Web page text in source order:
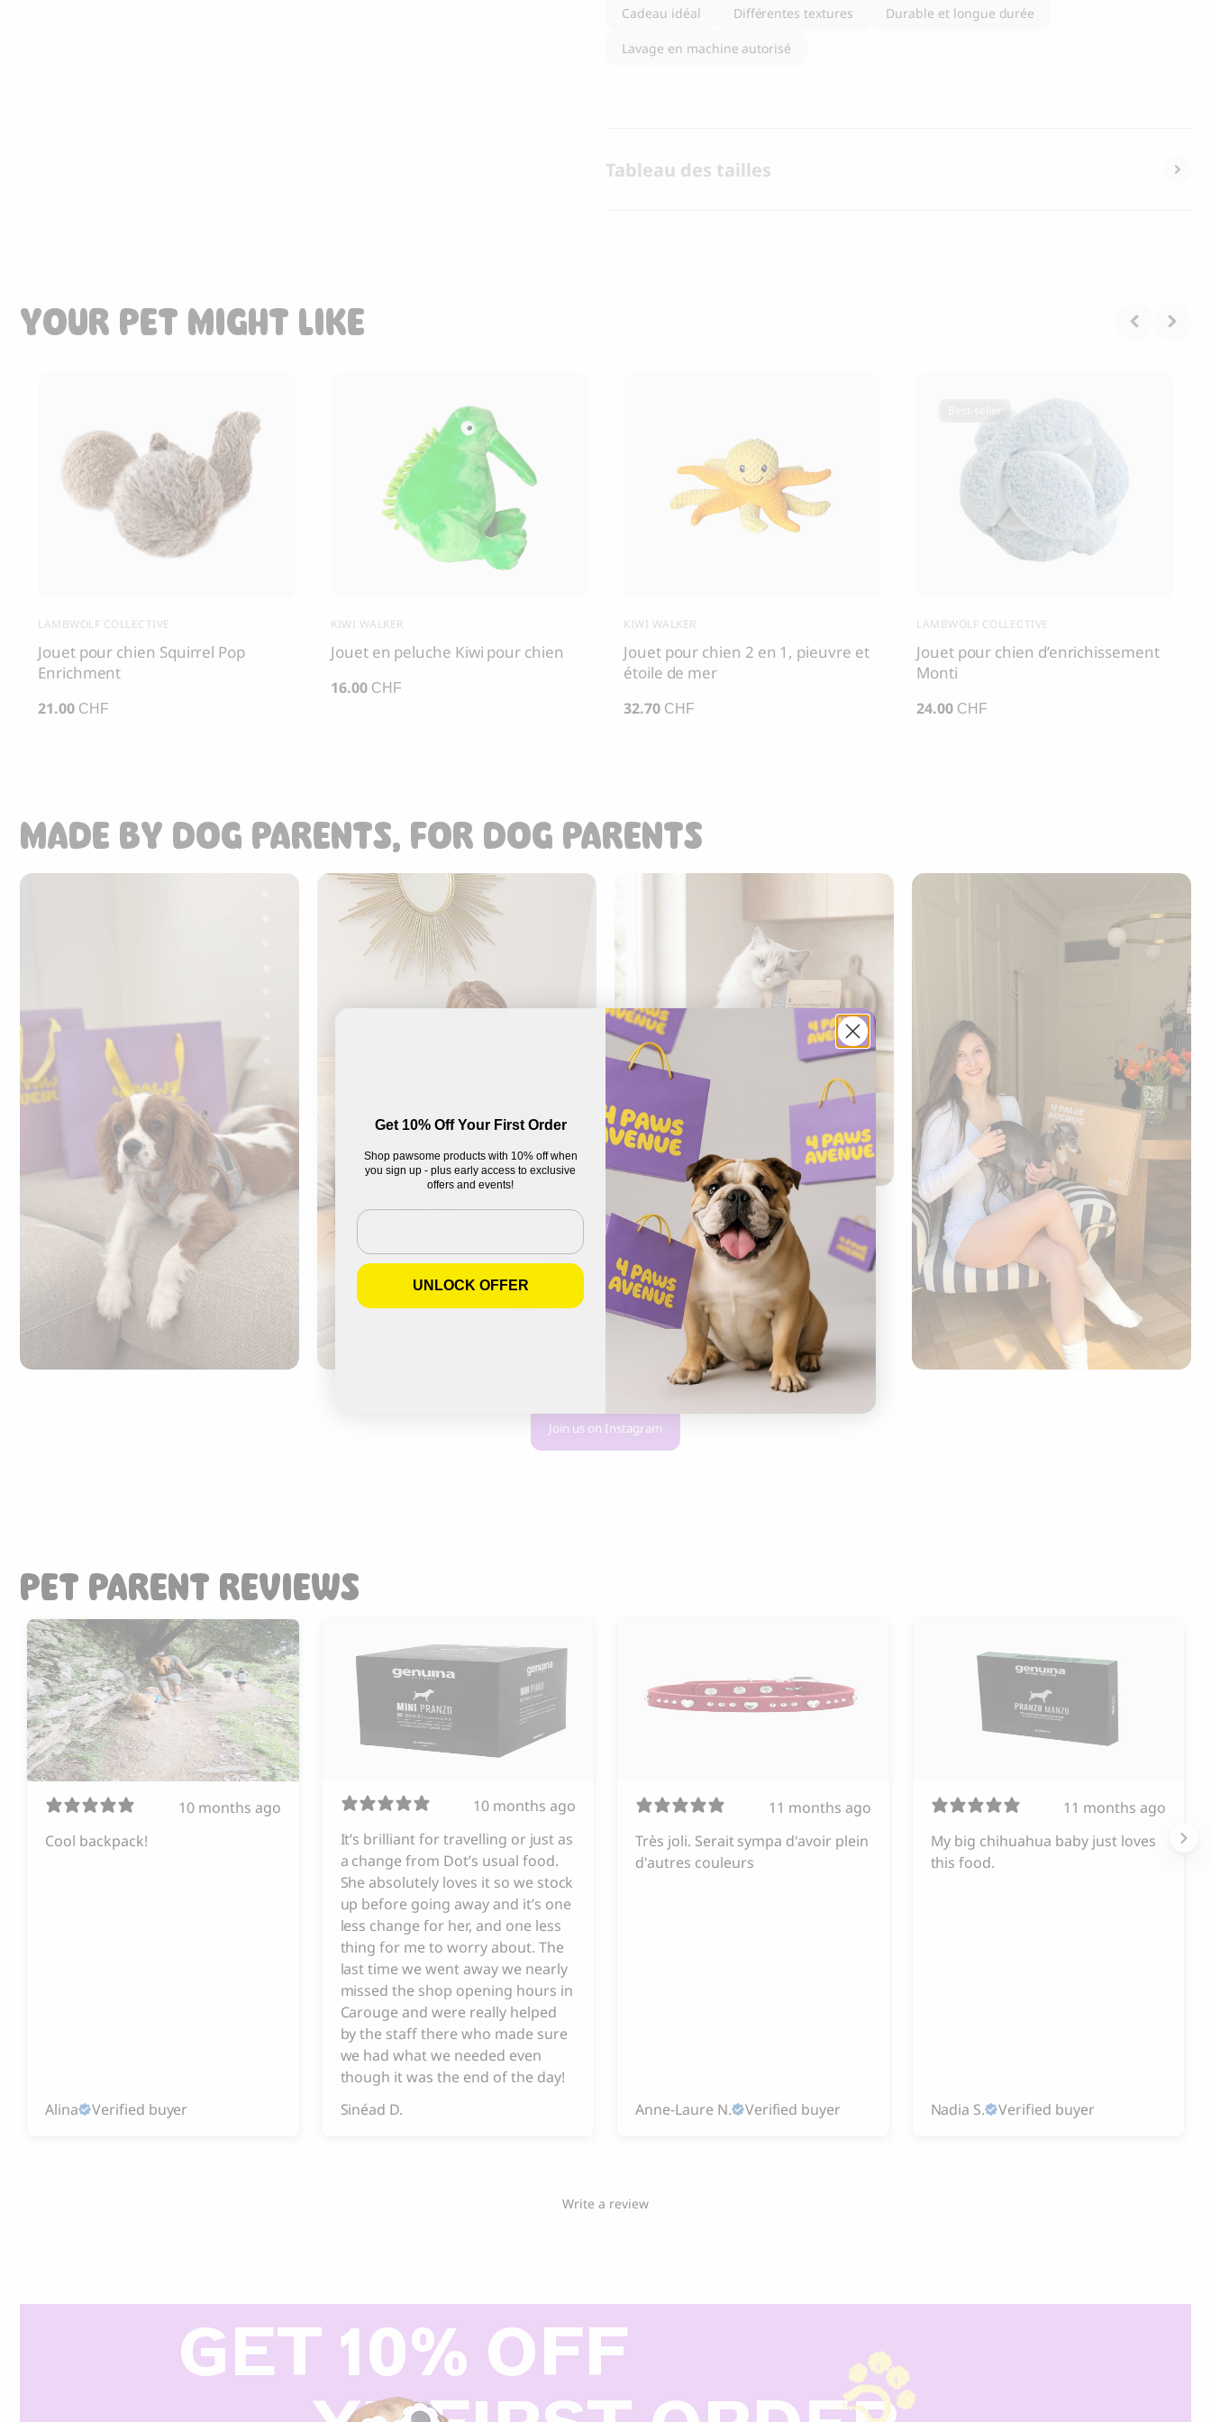
Cadeau idéal Différentes textures Durable et longue durée
Lavage en machine autorisé
Tableau des tailles
YOUR PET MIGHT LIKE
LAMBWOLF COLLECTIVE
Jouet pour chien Squirrel Pop
Enrichment
21.00 CHF
KIWI WALKER
Jouet en peluche Kiwi pour chien
16.00 CHF
KIWI WALKER
Jouet pour chien 2 en 1, pieuvre et
étoile de mer
32.70 CHF
LAMBWOLF COLLECTIVE
Jouet pour chien d’enrichissement
Monti
24.00 CHF
Best-seller
MADE BY DOG PARENTS, FOR DOG PARENTS
Join us on Instagram
PET PARENT REVIEWS
10 months ago
Cool backpack!
Alina Verified buyer
10 months ago
It’s brilliant for travelling or just as
a change from Dot’s usual food.
She absolutely loves it so we stock
up before going away and it’s one
less change for her, and one less
thing for me to worry about. The
last time we went away we nearly
missed the shop opening hours in
Carouge and were really helped
by the staff there who made sure
we had what we needed even
though it was the end of the day!
Sinéad D.
11 months ago
Très joli. Serait sympa d'avoir plein
d'autres couleurs
Anne-Laure N. Verified buyer
11 months ago
My big chihuahua baby just loves
this food.
Nadia S. Verified buyer
Write a review
GET 10% OFF
Get 10% Off Your First Order
Shop pawsome products with 10% off when
you sign up - plus early access to exclusive
offers and events!
Email
UNLOCK OFFER